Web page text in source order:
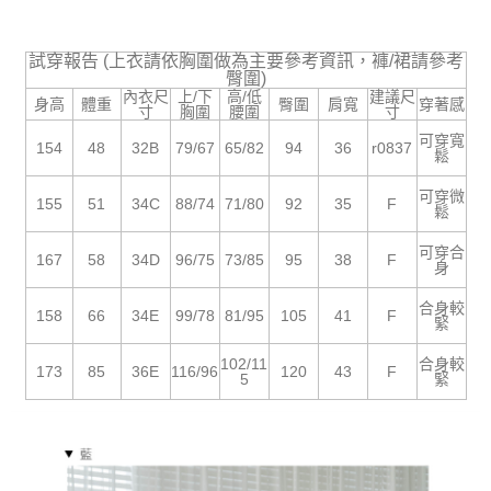
試穿報告 (上衣請依胸圍做為主要參考資訊，褲/裙請參考
臀圍)
身高 體重
內衣尺
寸
上/下
胸圍
高/低
腰圍
臀圍 肩寬
建議尺
寸
穿著感
154 48 32B 79/67 65/82 94 36 r0837 可穿寬
鬆
155 51 34C 88/74 71/80 92 35 F
可穿微
鬆
167 58 34D 96/75 73/85 95 38 F
可穿合
身
158 66 34E 99/78 81/95 105 41 F
合身較
緊
173 85 36E 116/96 102/11
5
120 43 F
合身較
緊